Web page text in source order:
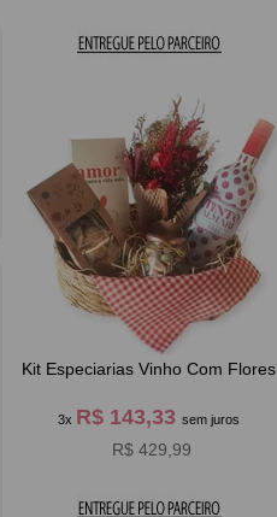
Kit Especiarias Vinho Com Flores
3x R$ 143,33sem juros
R$ 429,99